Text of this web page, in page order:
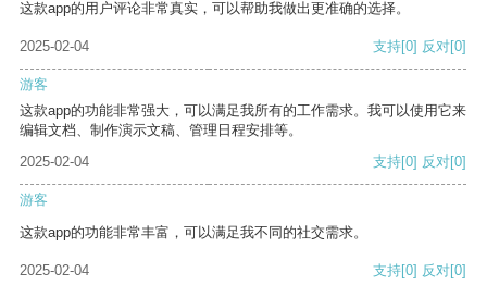
这款app的用户评论非常真实，可以帮助我做出更准确的选择。
2025-02-04 支持[0] 反对[0]
游客
这款app的功能非常强大，可以满足我所有的工作需求。我可以使用它来
编辑文档、制作演示文稿、管理日程安排等。
2025-02-04
支持[0] 反对[0]
游客
这款app的功能非常丰富，可以满足我不同的社交需求。
2025-02-04 支持[0] 反对[0]